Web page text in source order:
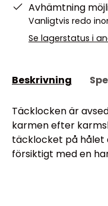
Avhämtning
Vanligtvis redo
Se lagerstatus i
Beskrivning
Täcklocken är
karmen efter
täcklocket på hålet
försiktigt med en